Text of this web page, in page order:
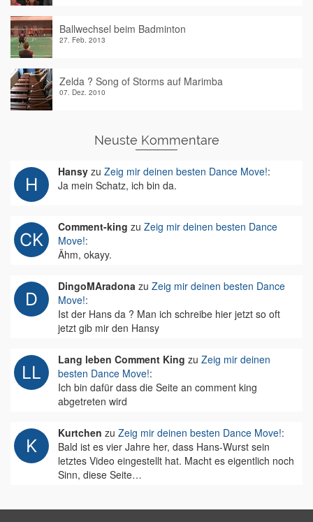
Ballwechsel beim Badminton
27. Feb. 2013
Zelda ? Song of Storms auf Marimba
07. Dez. 2010
Neuste Kommentare
Hansy zu Zeig mir deinen besten Dance Move!:
Ja mein Schatz, ich bin da.
Comment-king zu Zeig mir deinen besten Dance
Move!:
Ähm, okayy.
DingoMAradona zu Zeig mir deinen besten Dance
Move!:
Ist der Hans da ? Man ich schreibe hier jetzt so oft
jetzt gib mir den Hansy
Lang leben Comment King zu Zeig mir deinen
besten Dance Move!:
Ich bin dafür dass die Seite an comment king
abgetreten wird
Kurtchen zu Zeig mir deinen besten Dance Move!:
Bald ist es vier Jahre her, dass Hans-Wurst sein
letztes Video eingestellt hat. Macht es eigentlich noch
Sinn, diese Seite…